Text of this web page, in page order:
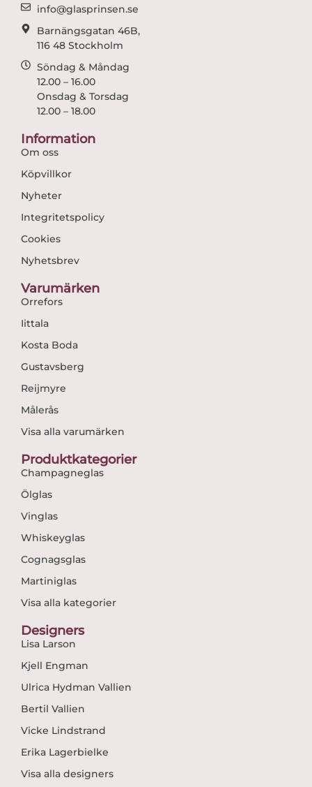
info@glasprinsen.se
Barnängsgatan 46B,
116 48 Stockholm
Söndag & Måndag
12.00 – 16.00
Onsdag & Torsdag
12.00 – 18.00
Information
Om oss
Köpvillkor
Nyheter
Integritetspolicy
Cookies
Nyhetsbrev
Varumärken
Orrefors
Iittala
Kosta Boda
Gustavsberg
Reijmyre
Målerås
Visa alla varumärken
Produktkategorier
Champagneglas
Ölglas
Vinglas
Whiskeyglas
Cognagsglas
Martiniglas
Visa alla kategorier
Designers
Lisa Larson
Kjell Engman
Ulrica Hydman Vallien
Bertil Vallien
Vicke Lindstrand
Erika Lagerbielke
Visa alla designers